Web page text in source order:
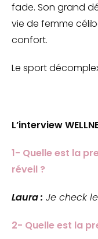
fade. Son grand
vie de femme
confort.
Le sport
L’interview
1- Quelle est la
réveil ?
Laura : Je check
2- Quelle est la